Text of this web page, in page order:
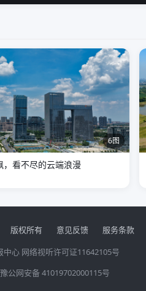
6图
，看不尽的云端浪漫
版权所有 意见反馈
服务条款
中心 网络视听许可证11642105号
豫公网安备 41019702000115号